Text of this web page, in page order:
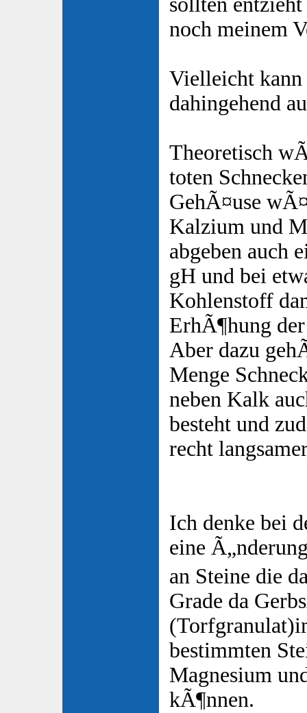
noch meinem
Vielleicht
dahingehend
Theoretisch
toten
GehÃ¤use
Kalzium und
abgeben auch
gH und bei
Kohlenstoff
ErhÃ¶hung
Aber dazu
Menge
neben Kalk
besteht und
recht
Ich denke bei
eine
an Steine die
Grade da
bestimmten
Magnesium
kÃ¶nnen.